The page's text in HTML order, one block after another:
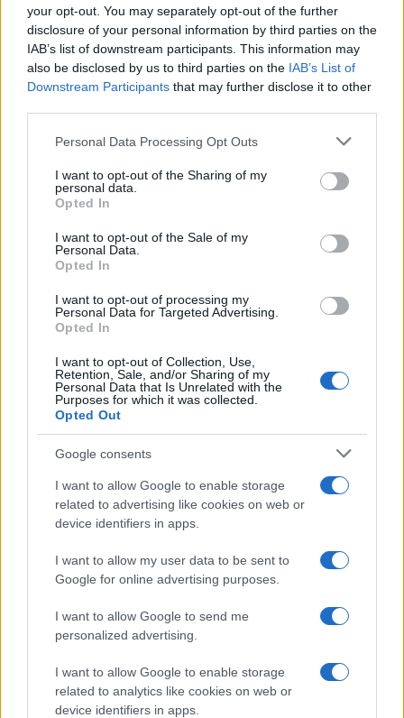
your opt-out. You may separately opt-out of the further
disclosure of your personal information by third parties on the
IAB’s list of downstream participants. This information may
also be disclosed by us to third parties on the IAB’s List of
Downstream Participants that may further disclose it to other
Please note that this website/app uses one or more Google
not limited to your visit or usage behaviour. You may click to
grant or deny consent to Google and its third-party tags to
use your data for below specified purposes in below Google
consent section.
Personal Data Processing Opt Outs
I want to opt-out of the Sharing of my
personal data.
Opted In
I want to opt-out of the Sale of my
Personal Data.
Opted In
I want to opt-out of processing my
Personal Data for Targeted Advertising.
Opted In
I want to opt-out of Collection, Use,
Retention, Sale, and/or Sharing of my
Personal Data that Is Unrelated with the
Purposes for which it was collected.
Opted Out
Google consents
I want to allow Google to enable storage
related to advertising like cookies on web or
device identifiers in apps.
I want to allow my user data to be sent to
Google for online advertising purposes.
I want to allow Google to send me
personalized advertising.
I want to allow Google to enable storage
related to analytics like cookies on web or
device identifiers in apps.
Rasoio elettrico Braun Serie 3 310s: recensione e
caratteristiche principali
FUTURE
Disarmo di Hamas e ritiro da Gaza: le tensioni tra
Israele e Trump
Edoardo Marchesi · 7 Ago 2026